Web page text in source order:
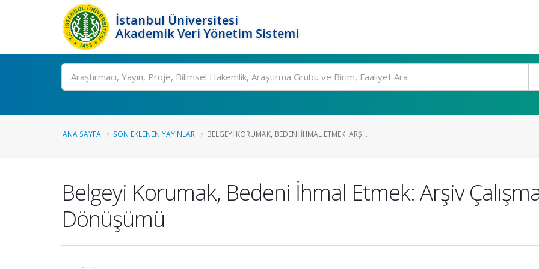
İstanbul Üniversitesi
Akademik Veri Yönetim Sistemi
Ara
ANA SAYFA SON EKLENEN YAYINLAR BELGEYI KORUMAK, BEDENI İHMAL ETMEK: ARŞ...
Belgeyi Korumak, Bedeni İhmal Etmek: Arşiv
Dönüşümü